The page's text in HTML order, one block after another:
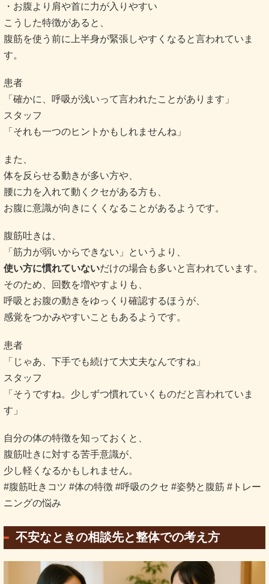
・お腹より肩や首に力が入りやすい
こうした特徴があると、
腹筋を使う前に上半身が緊張しやすくなると言われていま
す。
患者
「確かに、呼吸が浅いって言われたことがあります」
スタッフ
「それも一つのヒントかもしれませんね」
また、
体を反らせる動きが多い方や、
腰に力を入れて動くクセがある方も、
お腹に意識が向きにくくなることがあるようです。
腹筋吐きは、
「筋力が弱いからできない」というより、
使い方に慣れていないだけの場合も多いと言われています。
そのため、回数を増やすよりも、
呼吸とお腹の動きをゆっくり確認するほうが、
感覚をつかみやすいこともあるようです。
患者
「じゃあ、下手でも続けて大丈夫なんですね」
スタッフ
「そうですね。少しずつ慣れていくものだと言われていま
す」
自分の体の特徴を知っておくと、
腹筋吐きに対する苦手意識が、
少し軽くなるかもしれません。
#腹筋吐きコツ #体の特徴 #呼吸のクセ #姿勢と腹筋 #トレー
ニングの悩み
不安なときの相談先と整体での考え方